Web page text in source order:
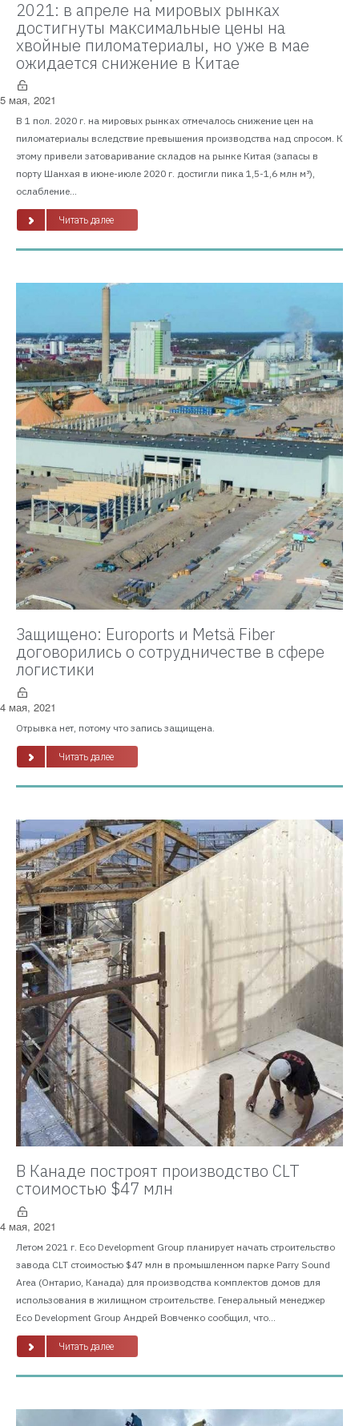
2021: в апреле на мировых рынках
достигнуты максимальные цены на
хвойные пиломатериалы, но уже в мае
ожидается снижение в Китае
5 мая, 2021
В 1 пол. 2020 г. на мировых рынках отмечалось снижение цен на
пиломатериалы вследствие превышения производства над спросом. К
этому привели затоваривание складов на рынке Китая (запасы в
порту Шанхая в июне-июле 2020 г. достигли пика 1,5-1,6 млн м³),
ослабление...
Читать далее
Защищено: Euroports и Metsä Fiber
договорились о сотрудничестве в сфере
логистики
4 мая, 2021
Отрывка нет, потому что запись защищена.
Читать далее
В Канаде построят производство CLT
стоимостью $47 млн
4 мая, 2021
Летом 2021 г. Eco Development Group планирует начать строительство
завода CLT стоимостью $47 млн в промышленном парке Parry Sound
Area (Онтарио, Канада) для производства комплектов домов для
использования в жилищном строительстве. Генеральный менеджер
Eco Development Group Андрей Вовченко сообщил, что...
Читать далее